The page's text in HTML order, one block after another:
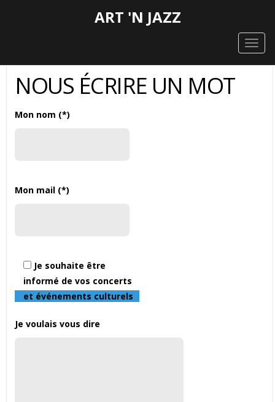
ART 'N JAZZ
NOUS ÉCRIRE UN MOT
Mon nom (*)
Mon mail (*)
Je souhaite être
informé de vos concerts
et événements culturels
Je voulais vous dire